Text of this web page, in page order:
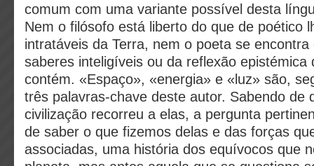
comum com uma variante possível desta
Nem o filósofo está liberto do que de poético
intratáveis da Terra, nem o poeta se encontra
saberes inteligíveis ou da reflexão epistémica
contém. «Espaço», «energia» e «luz» são,
três palavras-chave deste autor. Sabendo de
civilização recorreu a elas, a pergunta
de saber o que fizemos delas e das forças
associadas, uma história dos equívocos que